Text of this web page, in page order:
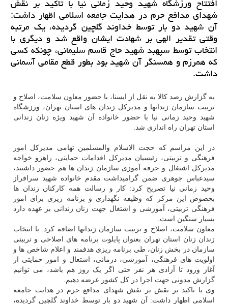
شهدای مدافع حرم در هدایت جامعه اسلامی اظهار داشت:
آن شهید دو بار توسط خداوند گلچین گردیده، یك مرتبه
وقتی تقدیر الهی بر شهادت ایشان واقع شد و دیگری با
انتخاب توسط سپهبد شهید حاج قاسم سلیمانی، چونكه كسی
كه همرزم و همسنگر آن شهید بود بطور قطع مقامی آسمانی
داشت.
به گزارش رصد کالا به نقل از ایسنا، با حضور معاون سلامت، اصلاح و
تربیت سازمان زندانها و مدیرکل زندان های استان تهران، ورزشگاه
شهید وحید زمانی نیا با حضور خانواده آن شهید ویژه زنان زندانی
استان تهران راه اندازی شد.
در این مراسم که حجت الاسلام والمسلمین تهامی مدیرکل امور
فرهنگی و تربیتی، رئیسیان مدیرکل اقدامات حمایتی، راهرو خواجه
مدیرکل اشتغال و حرفه آموزی سازمان زندان ها هم حضور داشتند،
سیدعباس جوهری ضمن گرامیداشت مقدم خانواده شهید سرافراز
وحید زمانی نیا تصریح کرد: کار و رسالت همه کارکنان زندان ها
بخصوص این مرکز که وظیفه نگهداری و برنامه ریزی برای امور
فرهنگی تربیتی، آموزشی و اشتغال جهت زنان زندانی بر عهده دارد
بسیار سنگین است.
معاون سلامت، اصلاح و تربیت سازمان زندانها اضافه کرد: با اتتخاب
زندان زنان استان تهران بعنوان پایلوت برنامه های اصلاحی و تربیتی
سازمان در بخش زنان، طی برنامه ریزی هدفمند و اعلام شاخص ها و
اولویت های فرهنگی، آموزشی، درمانی، اشتغال و امور حمایتی از
آغاز ورود تا آزادی هر نفر حتی اگر یک روز هم باشد، می توانیم
گزارش مدونی جهت اجرا در کل کشور عرضه دهیم.
وی با تاکید بر نقش بر نقش شهدای مدافع حرم در هدایت جامعه
اسلامی اظهار داشت: آن شهید دو بار توسط خداوند گلچین گردیده،